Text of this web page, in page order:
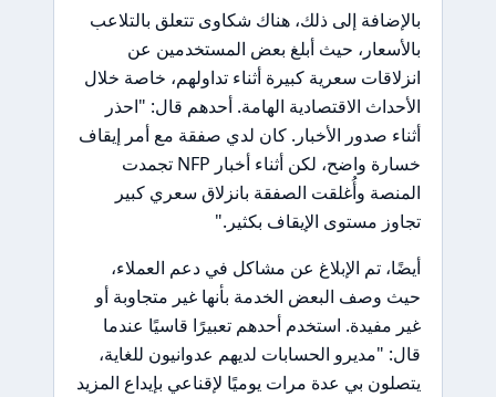
بالإضافة إلى ذلك، هناك شكاوى تتعلق بالتلاعب
بالأسعار، حيث أبلغ بعض المستخدمين عن
انزلاقات سعرية كبيرة أثناء تداولهم، خاصة خلال
الأحداث الاقتصادية الهامة. أحدهم قال: "احذر
أثناء صدور الأخبار. كان لدي صفقة مع أمر إيقاف
خسارة واضح، لكن أثناء أخبار NFP تجمدت
المنصة وأُغلقت الصفقة بانزلاق سعري كبير
تجاوز مستوى الإيقاف بكثير."
أيضًا، تم الإبلاغ عن مشاكل في دعم العملاء،
حيث وصف البعض الخدمة بأنها غير متجاوبة أو
غير مفيدة. استخدم أحدهم تعبيرًا قاسيًا عندما
قال: "مديرو الحسابات لديهم عدوانيون للغاية،
يتصلون بي عدة مرات يوميًا لإقناعي بإيداع المزيد